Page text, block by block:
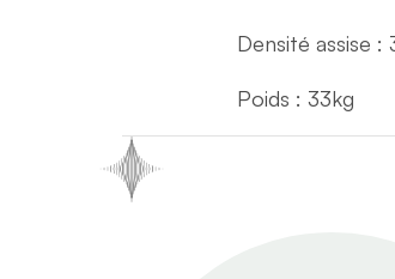
Densité assise :
Poids : 33kg